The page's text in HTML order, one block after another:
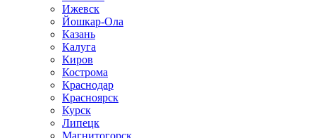
Ижевск
Йошкар-Ола
Казань
Калуга
Киров
Кострома
Краснодар
Красноярск
Курск
Липецк
Магнитогорск